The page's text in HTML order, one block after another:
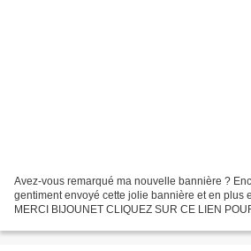
Avez-vous remarqué ma nouvelle bannière ?
gentiment envoyé cette jolie bannière et en plus
MERCI BIJOUNET CLIQUEZ SUR CE LIEN